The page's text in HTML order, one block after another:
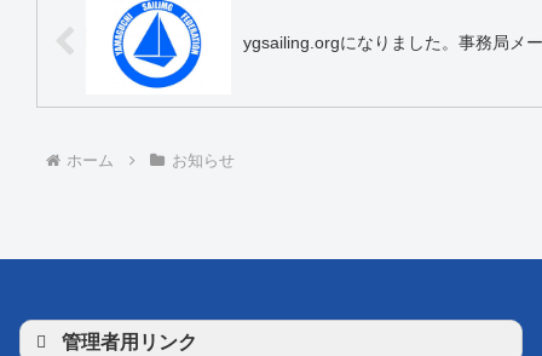
ygsailing.orgになりました。事務局メ
ホーム お知らせ
管理者用リンク